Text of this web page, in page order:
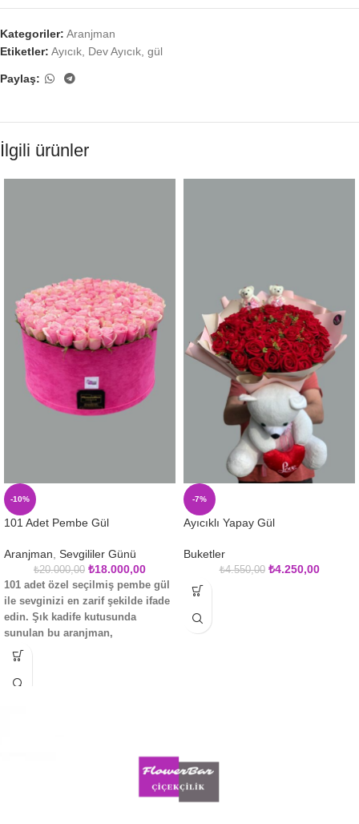
Kategoriler: Aranjman
Etiketler: Ayıcık Dev Ayıcık gül
Paylaş:
İlgili ürünler
-10%
101 Adet Pembe Gül
Aranjman Sevgililer Günü
₺20.000,00 ₺18.000,00
101 adet özel seçilmiş pembe gül
ile sevginizi en zarif şekilde ifade
edin. Şık kadife kutusunda
sunulan bu aranjman,
romantizmin en güzel haliyle
karşınızda!
-7%
Ayıcıklı Yapay Gül
Buketler
₺4.550,00 ₺4.250,00